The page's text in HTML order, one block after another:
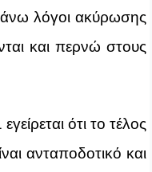
λόγοι ακύρωσης
και περνώ στους
ότι το τέλος
ανταποδοτικό και